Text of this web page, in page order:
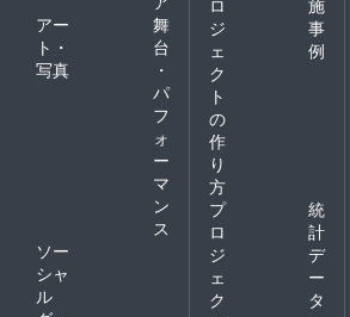
アー
ト・
写真
舞
台
・
パ
フ
ォ
ー
マ
ン
ス
ソー
シャ
ル
ジ
ェ
ク
ト
の
作
り
方
事
例
プ
ロ
ジ
ェ
ク
統
計
デ
ー
タ